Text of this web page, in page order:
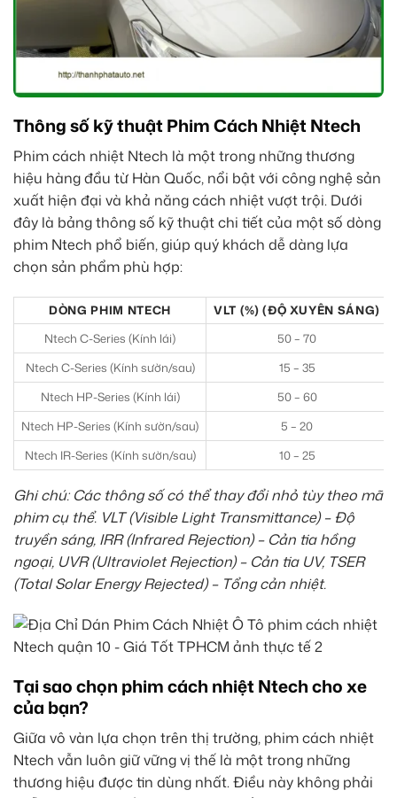
Thông số kỹ thuật Phim Cách Nhiệt Ntech
Phim cách nhiệt Ntech là một trong những thương
hiệu hàng đầu từ Hàn Quốc, nổi bật với công nghệ sản
xuất hiện đại và khả năng cách nhiệt vượt trội. Dưới
đây là bảng thông số kỹ thuật chi tiết của một số dòng
phim Ntech phổ biến, giúp quý khách dễ dàng lựa
chọn sản phẩm phù hợp:
DÒNG PHIM NTECH VLT (%) (ĐỘ XUYÊN SÁNG)
Ntech C-Series (Kính lái)
50 – 70
Ntech C-Series (Kính sườn/sau)
15 – 35
Ntech HP-Series (Kính lái)
50 – 60
Ntech HP-Series (Kính sườn/sau)
5 – 20
Ntech IR-Series (Kính sườn/sau)
10 – 25
Ghi chú: Các thông số có thể thay đổi nhỏ tùy theo mã
phim cụ thể. VLT (Visible Light Transmittance) – Độ
truyền sáng, IRR (Infrared Rejection) – Cản tia hồng
ngoại, UVR (Ultraviolet Rejection) – Cản tia UV, TSER
(Total Solar Energy Rejected) – Tổng cản nhiệt.
Tại sao chọn phim cách nhiệt Ntech cho xe
của bạn?
Giữa vô vàn lựa chọn trên thị trường, phim cách nhiệt
Ntech vẫn luôn giữ vững vị thế là một trong những
thương hiệu được tin dùng nhất. Điều này không phải